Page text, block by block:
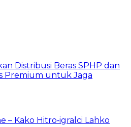
Distribusi Beras SPHP dan
Premium untuk Jaga
– Kako Hitro‑igralci Lahko